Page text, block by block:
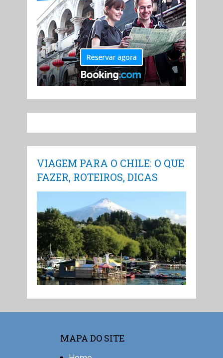
VIAGEM PARA O CHILE: O QUE
FAZER, ROTEIROS, DICAS
MAPA DO SITE